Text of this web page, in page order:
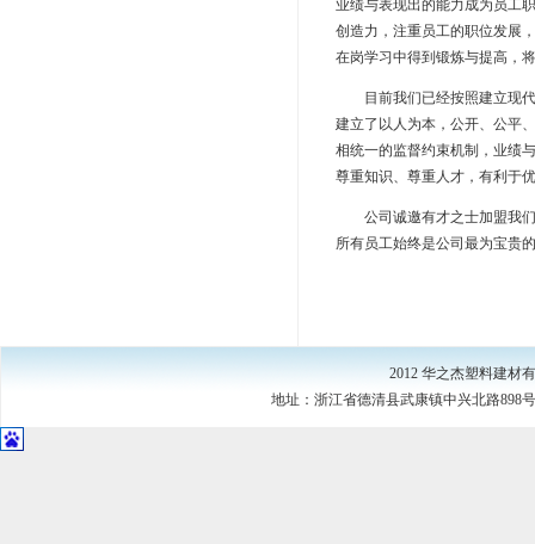
业绩与表现出的能力成为员工
创造力，注重员工的职位发展
在岗学习中得到锻炼与提高，
目前我们已经按照建立现代
建立了以人为本，公开、公平
相统一的监督约束机制，业绩
尊重知识、尊重人才，有利于
公司诚邀有才之士加盟我们
所有员工始终是公司最为宝贵
2012 华之杰塑料建材
地址：浙江省德清县武康镇中兴北路898